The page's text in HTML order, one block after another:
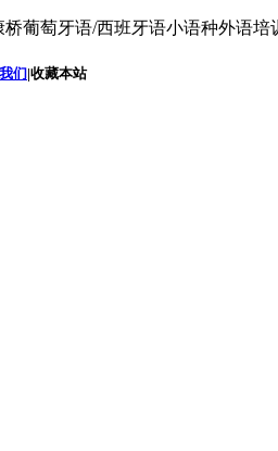
葡萄牙语/西班牙语小语种外语
们|收藏本站